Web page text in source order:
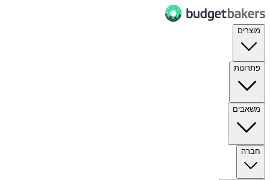
מוצרים
פתרונות
משאבים
חברה